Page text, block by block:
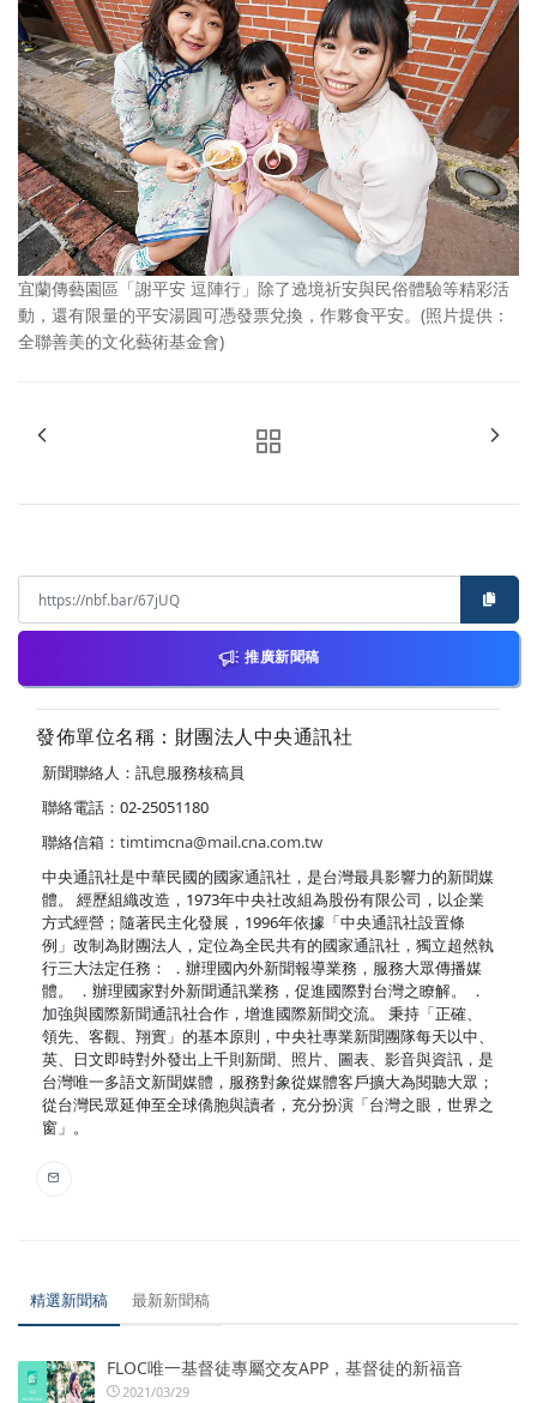
宜蘭傳藝園區「謝平安 逗陣行」除了遶境祈安與民俗體驗等精彩活
動，還有限量的平安湯圓可憑發票兌換，作夥食平安。(照片提供：
全聯善美的文化藝術基金會)
推廣新聞稿
發佈單位名稱：財團法人中央通訊社
新聞聯絡人：訊息服務核稿員
聯絡電話：02-25051180
聯絡信箱： timtimcna@mail.cna.com.tw
中央通訊社是中華民國的國家通訊社，是台灣最具影響力的新聞媒
體。 經歷組織改造，1973年中央社改組為股份有限公司，以企業
方式經營；隨著民主化發展，1996年依據「中央通訊社設置條
例」改制為財團法人，定位為全民共有的國家通訊社，獨立超然執
行三大法定任務： ．辦理國內外新聞報導業務，服務大眾傳播媒
體。 ．辦理國家對外新聞通訊業務，促進國際對台灣之瞭解。 ．
加強與國際新聞通訊社合作，增進國際新聞交流。 秉持「正確、
領先、客觀、翔實」的基本原則，中央社專業新聞團隊每天以中、
英、日文即時對外發出上千則新聞、照片、圖表、影音與資訊，是
台灣唯一多語文新聞媒體，服務對象從媒體客戶擴大為閱聽大眾；
從台灣民眾延伸至全球僑胞與讀者，充分扮演「台灣之眼，世界之
窗」。
精選新聞稿 最新新聞稿
FLOC唯一基督徒專屬交友APP，基督徒的新福音
2021/03/29